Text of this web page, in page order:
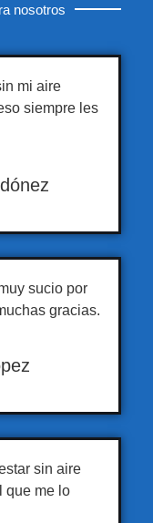
nosotros
mi aire
siempre les
sucio por
gracias.
sin aire
que me lo